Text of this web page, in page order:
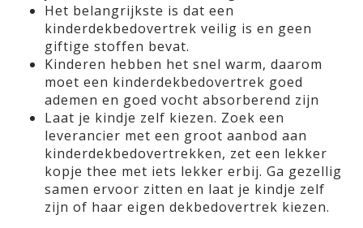
Het belangrijkste is dat een
kinderdekbedovertrek veilig is en geen
giftige stoffen bevat.
Kinderen hebben het snel warm, daarom
moet een kinderdekbedovertrek goed
ademen en goed vocht absorberend zijn
Laat je kindje zelf kiezen. Zoek een
leverancier met een groot aanbod aan
kinderdekbedovertrekken, zet een lekker
kopje thee met iets lekker erbij. Ga gezellig
samen ervoor zitten en laat je kindje zelf
zijn of haar eigen dekbedovertrek kiezen.